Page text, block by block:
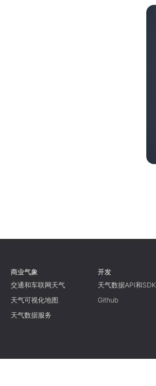
商业气象
交通和车联网天气
天气可视化地图
天气数据服务
开发
天气数据API和SDK
Github